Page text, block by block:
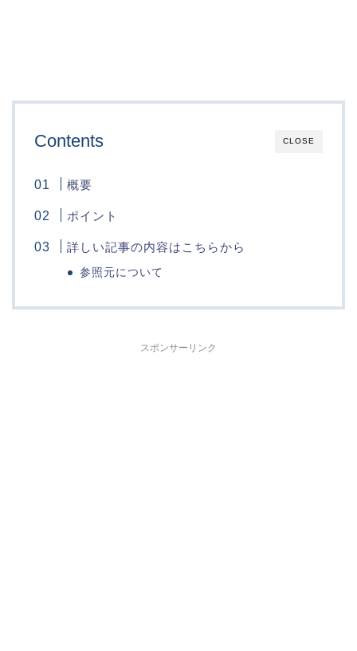
CLOSE
Contents
概要
ポイント
詳しい記事の内容はこちらから
参照元について
スポンサーリンク